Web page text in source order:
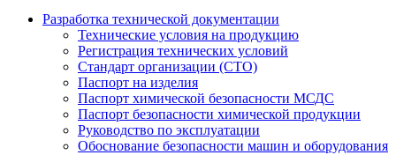
Разработка технической документации
Технические условия на продукцию
Регистрация технических условий
Стандарт организации (СТО)
Паспорт на изделия
Паспорт химической безопасности МСДС
Паспорт безопасности химической продукции
Руководство по эксплуатации
Обоснование безопасности машин и оборудования